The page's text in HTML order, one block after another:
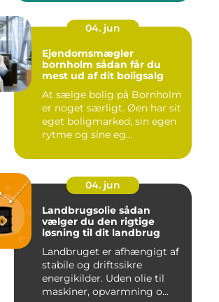
04. jun
Ejendomsmægler
bornholm sådan får du
mest ud af dit boligsalg
At sælge bolig på Bornholm
er noget særligt. Øen har sit
eget boligmarked, sin egen
rytme og sine eg...
04. jun
Landbrugsolie sådan
vælger du den rigtige
løsning til dit landbrug
Landbruget er afhængigt af
stabile og driftssikre
energikilder. Uden olie til
maskiner, opvarmning o...